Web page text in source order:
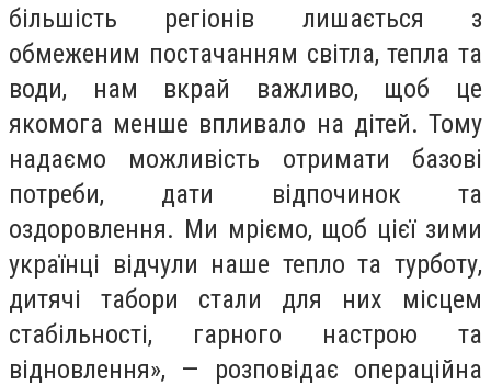
більшість регіонів лишається з
обмеженим постачанням світла, тепла та
води, нам вкрай важливо, щоб це
якомога менше впливало на дітей. Тому
надаємо можливість отримати базові
потреби, дати відпочинок та
оздоровлення. Ми мріємо, щоб цієї зими
українці відчули наше тепло та турботу,
дитячі табори стали для них місцем
стабільності, гарного настрою та
відновлення», — розповідає операційна